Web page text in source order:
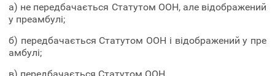
а) не передбачається Статутом ООН, але відображений
у преамбулі;
б) передбачається Статутом ООН і відображений у пре
амбулі;